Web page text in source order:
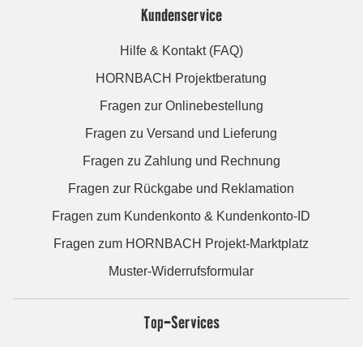
Kundenservice
Hilfe & Kontakt (FAQ)
HORNBACH Projektberatung
Fragen zur Onlinebestellung
Fragen zu Versand und Lieferung
Fragen zu Zahlung und Rechnung
Fragen zur Rückgabe und Reklamation
Fragen zum Kundenkonto & Kundenkonto-ID
Fragen zum HORNBACH Projekt-Marktplatz
Muster-Widerrufsformular
Top-Services